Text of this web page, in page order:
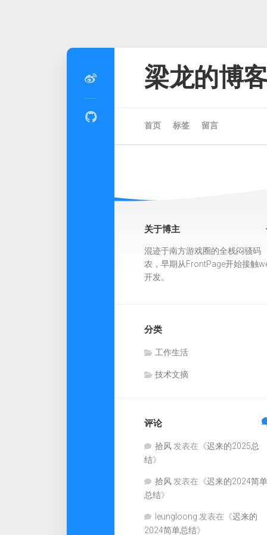
梁龙的博
首页 标签 留言
关于博主
混迹于南方游戏圈的全栈闷骚码
农，早期从FrontPage开始接触
开发。
分类
工作生活
技术文摘
评论
拾风 发表在《迟来的2025总
结》
拾风 发表在《迟来的2024简单
总结》
leungloong 发表在《迟来的
2024简单总结》